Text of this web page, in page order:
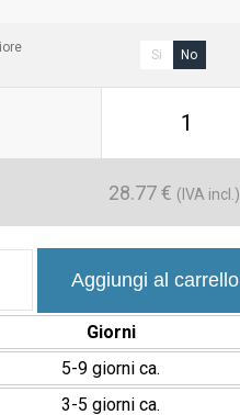
Si No
1
28.77€ (IVA incl.)
Aggiungi al carrello
Giorni
5-9 giorni ca.
3-5 giorni ca.